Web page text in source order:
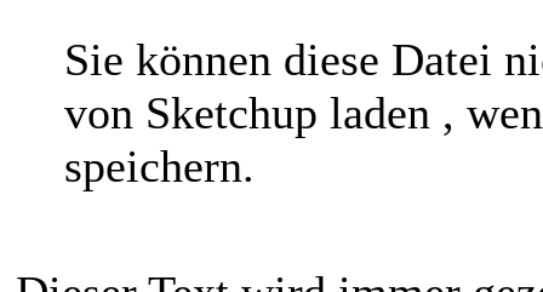
Sie können diese Datei
von Sketchup laden ,
speichern.